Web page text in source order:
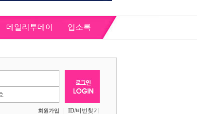
데일리투데이 업소록
회원가입 ID/비번찾기